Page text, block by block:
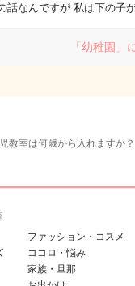
話なんですが 私は下の子
「幼稚園」
教室は何歳から入れますか？
ファッション・コスメ
ココロ・悩み
家族・旦那